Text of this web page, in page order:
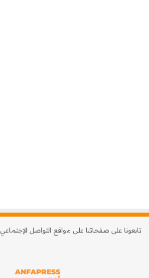
تابعونا على صفحاتنا على مواقع التواصل الإجتماعي